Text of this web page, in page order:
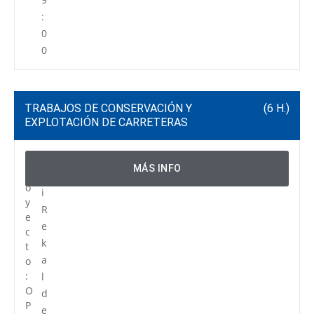
:
0
0
TRABAJOS DE CONSERVACIÓN Y
EXPLOTACIÓN DE CARRETERAS
(6 H.)
o
y
e
c
t
o
:
O
P
i
R
e
k
a
l
d
e
MÁS INFO